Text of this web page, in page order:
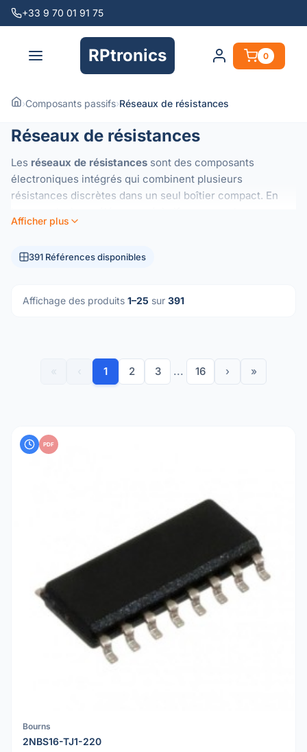
+33 9 70 01 91 75
RPtronics 0
›Composants passifs›Réseaux de résistances
Réseaux de résistances
Les réseaux de résistances sont des composants
électroniques intégrés qui combinent plusieurs
résistances discrètes dans un seul boîtier compact. En
commun, ces réseaux garantissent un excellent
précision, difficiles à obtenir avec des composants
Ils sont essentiels pour les applications nécessitant des
précis dans les circuits de précision.
Réseaux Pull-up/Pull-down : Simplification de la
Conversion Analogique-Numérique :
points de référence stables pour le traitement du
à double terminaison
et dans des boîtiers tels queSIP,
, les réseaux
de résistances réduisent le nombre de composants,
abaissent les coûts d'assemblage et améliorent la fiabilité
globale du circuit.
Afficher plus
391 Références disponibles
Affichage des produits 1–25 sur 391
1 2 3 ... 16 › »
PDF
Bourns
2NBS16-TJ1-220